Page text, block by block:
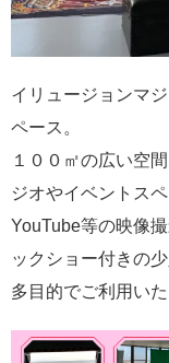
イリュージョンマ
ペース。
１００㎡の広い空
ジオやイベントス
YouTube等の映像
ックショー付きの
多目的でご利用い